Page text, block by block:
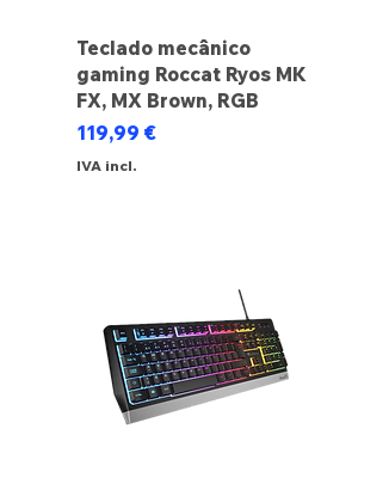
Teclado mecânico
gaming Roccat Ryos MK
FX, MX Brown, RGB
Preço
119,99 €
IVA incl.